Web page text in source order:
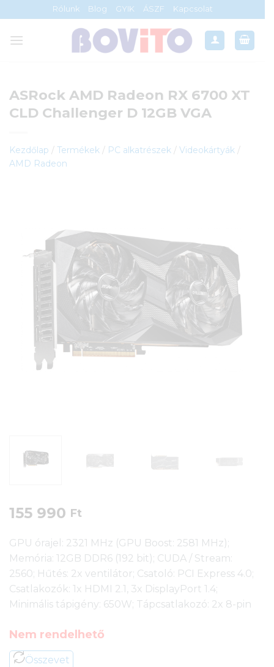
to
content
Rólunk Blog GYIK ÁSZF Kapcsolat
ASRock AMD Radeon RX 6700 XT
CLD Challenger D 12GB VGA
Kezdőlap / Termékek / PC alkatrészek / Videokártyák /
AMD Radeon
155 990 Ft
GPU órajel: 2321 MHz (GPU Boost: 2581 MHz);
Memória: 12GB DDR6 (192 bit); CUDA / Stream:
2560; Hűtés: 2x ventilátor; Csatoló: PCI Express 4.0;
Csatlakozók: 1x HDMI 2.1, 3x DisplayPort 1.4;
Minimális tápigény: 650W; Tápcsatlakozó: 2x 8-pin
Nem rendelhető
Összevet